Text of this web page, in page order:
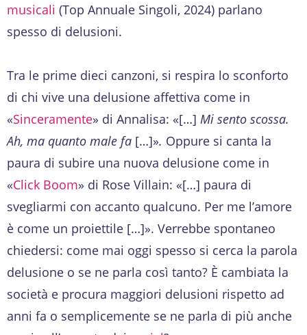
musicali (Top Annuale Singoli, 2024) parlano
spesso di delusioni.
Tra le prime dieci canzoni, si respira lo sconforto
di chi vive una delusione affettiva come in
«Sinceramente» di Annalisa: «[…] Mi sento scossa.
Ah, ma quanto male fa […]». Oppure si canta la
paura di subire una nuova delusione come in
«Click Boom» di Rose Villain: «[…] paura di
svegliarmi con accanto qualcuno. Per me l’amore
è come un proiettile […]». Verrebbe spontaneo
chiedersi: come mai oggi spesso si cerca la parola
delusione o se ne parla così tanto? È cambiata la
società e procura maggiori delusioni rispetto ad
anni fa o semplicemente se ne parla di più anche